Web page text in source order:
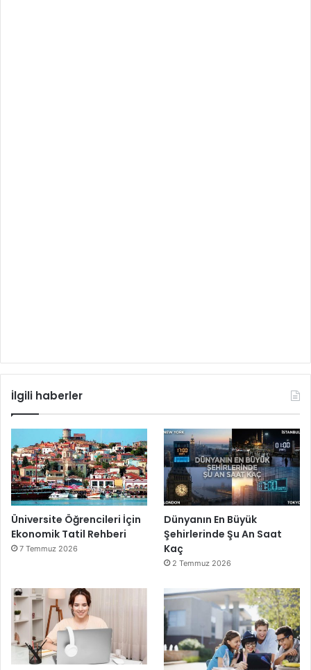
İlgili haberler
Üniversite Öğrencileri İçin
Ekonomik Tatil Rehberi
7 Temmuz 2026
Dünyanın En Büyük
Şehirlerinde Şu An Saat
Kaç
2 Temmuz 2026